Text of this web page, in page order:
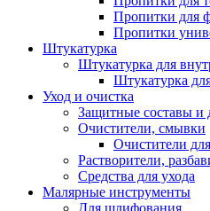
Пропитки для
Пропитки
Штукатурка
Штукатурка для
Штукатурка
Уход и очистка
Защитные составы и
Очистители, смывки
Очистители
Растворители,
Средства для ухода
Малярные инструменты
Для шлифования